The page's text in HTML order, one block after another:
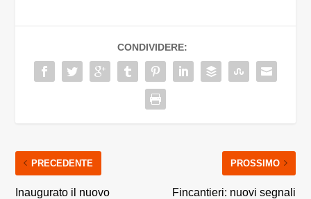
CONDIVIDERE:
PRECEDENTE
Inaugurato il nuovo
PROSSIMO
Fincantieri: nuovi segnali